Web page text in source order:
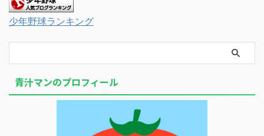
少年野球ランキング
青汁マンのプロフィール